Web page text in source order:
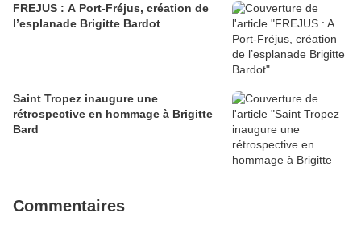
FREJUS : A Port-Fréjus, création de
l’esplanade Brigitte Bardot
Saint Tropez inaugure une
rétrospective en hommage à Brigitte
Bard
Commentaires